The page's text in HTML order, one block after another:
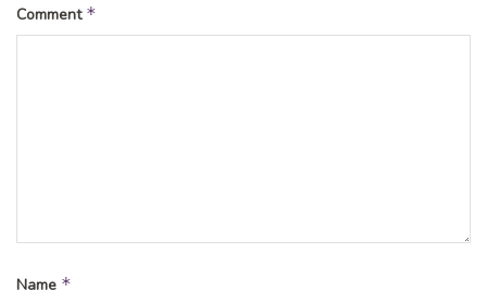
Comment *
Name *